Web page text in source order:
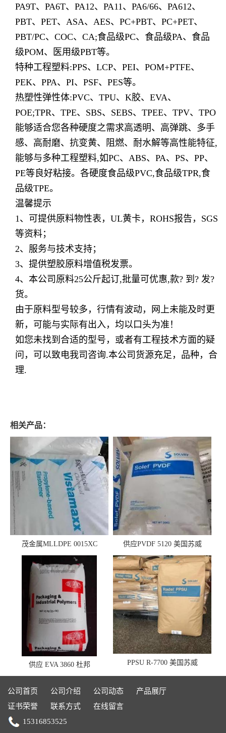
PA9T、PA6T、PA12、PA11、PA6/66、PA612、
PBT、PET、ASA、AES、PC+PBT、PC+PET、
PBT/PC、COC、CA;食品级PC、食品级PA、食品
级POM、医用级PBT等。
特种工程塑料:PPS、LCP、PEI、POM+PTFE、
PEK、PPA、PI、PSF、PES等。
热塑性弹性体:PVC、TPU、K胶、EVA、
POE;TPR、TPE、SBS、SEBS、TPEE、TPV、TPO
能够适合您各种硬度之需求高透明、高弹跳、多手
感、高耐磨、抗变黄、阻燃、耐水解等高性能特征,
能够与多种工程塑料,如PC、ABS、PA、PS、PP、
PE等良好粘接。各硬度食品级PVC,食品级TPR,食
品级TPE。
温馨提示
1、可提供原料物性表，UL黄卡，ROHS报告，SGS
等资料；
2、服务与技术支持；
3、提供塑胶原料增值税发票。
4、本公司原料25公斤起订,批量可优惠,款? 到? 发?
货。
由于原料型号较多，行情有波动，网上未能及时更
新，可能与实际有出入，均以口头为准！
如您未找到合适的型号，或者有工程技术方面的疑
问，可以致电我司咨询.本公司货源充足，品种，合
理.
相关产品：
茂金属MLLDPE 0015XC
0019XC 现货
供应PVDF 5120 美国苏威
供应 EVA 3860 杜邦 PPSU R-7700 美国苏威
公司首页 公司介绍 公司动态
产品展厅
证书荣誉
联系方式
在线留言
15316853525